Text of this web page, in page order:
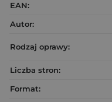
EAN:
Autor:
Rodzaj oprawy:
Liczba stron:
Format: